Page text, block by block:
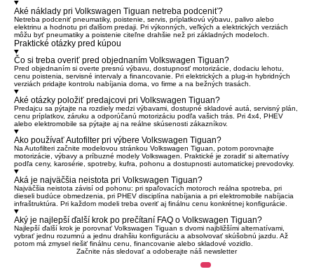
Aké náklady pri Volkswagen Tiguan netreba podceniť?
Netreba podceniť pneumatiky, poistenie, servis, príplatkovú výbavu, palivo alebo
elektrinu a hodnotu pri ďalšom predaji. Pri výkonných, veľkých a elektrických verziách
môžu byť pneumatiky a poistenie citeľne drahšie než pri základných modeloch.
Praktické otázky pred kúpou
Čo si treba overiť pred objednaním Volkswagen Tiguan?
Pred objednaním si overte presnú výbavu, dostupnosť motorizácie, dodaciu lehotu,
cenu poistenia, servisné intervaly a financovanie. Pri elektrických a plug-in hybridných
verziách pridajte kontrolu nabíjania doma, vo firme a na bežných trasách.
Aké otázky položiť predajcovi pri Volkswagen Tiguan?
Predajcu sa pýtajte na rozdiely medzi výbavami, dostupné skladové autá, servisný plán,
cenu príplatkov, záruku a odporúčanú motorizáciu podľa vašich trás. Pri 4x4, PHEV
alebo elektromobile sa pýtajte aj na reálne skúsenosti zákazníkov.
Ako používať Autofilter pri výbere Volkswagen Tiguan?
Na Autofilteri začnite modelovou stránkou Volkswagen Tiguan, potom porovnajte
motorizácie, výbavy a príbuzné modely Volkswagen. Praktické je zoradiť si alternatívy
podľa ceny, karosérie, spotreby, kufra, pohonu a dostupnosti automatickej prevodovky.
Aká je najväčšia neistota pri Volkswagen Tiguan?
Najväčšia neistota závisí od pohonu: pri spaľovacích motoroch reálna spotreba, pri
dieseli budúce obmedzenia, pri PHEV disciplína nabíjania a pri elektromobile nabíjacia
infraštruktúra. Pri každom modeli treba overiť aj finálnu cenu konkrétnej konfigurácie.
Aký je najlepší ďalší krok po prečítaní FAQ o Volkswagen Tiguan?
Najlepší ďalší krok je porovnať Volkswagen Tiguan s dvomi najbližšími alternatívami,
vybrať jednu rozumnú a jednu drahšiu konfiguráciu a absolvovať skúšobnú jazdu. Až
potom má zmysel riešiť finálnu cenu, financovanie alebo skladové vozidlo.
Začnite nás sledovať a odoberajte náš newsletter